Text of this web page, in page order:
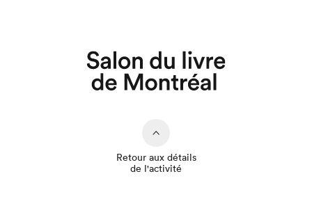
Retour aux détails
de l'activité